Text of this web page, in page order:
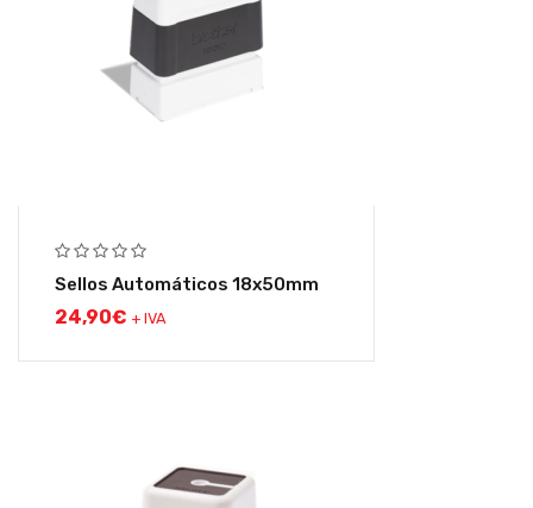
Sellos Automáticos 18x50mm
24,90€ + IVA